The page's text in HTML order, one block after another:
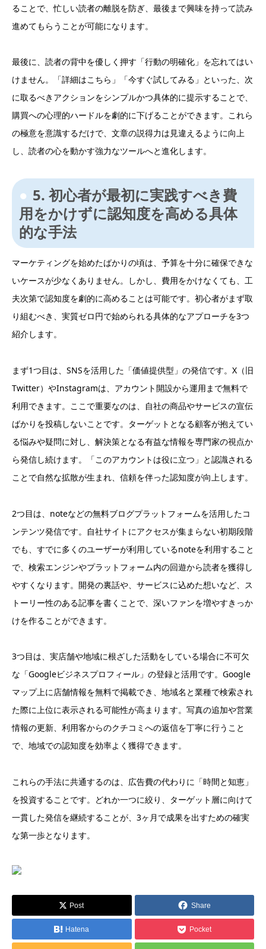
ることで、忙しい読者の離脱を防ぎ、最後まで興味を持って読み
進めてもらうことが可能になります。
最後に、読者の背中を優しく押す「行動の明確化」を忘れてはい
けません。「詳細はこちら」「今すぐ試してみる」といった、次
に取るべきアクションをシンプルかつ具体的に提示することで、
購買への心理的ハードルを劇的に下げることができます。これら
の極意を意識するだけで、文章の説得力は見違えるように向上
し、読者の心を動かす強力なツールへと進化します。
5. 初心者が最初に実践すべき費
用をかけずに認知度を高める具体
的な手法
マーケティングを始めたばかりの頃は、予算を十分に確保できな
いケースが少なくありません。しかし、費用をかけなくても、工
夫次第で認知度を劇的に高めることは可能です。初心者がまず取
り組むべき、実質ゼロ円で始められる具体的なアプローチを3つ
紹介します。
まず1つ目は、SNSを活用した「価値提供型」の発信です。X（旧
Twitter）やInstagramは、アカウント開設から運用まで無料で
利用できます。ここで重要なのは、自社の商品やサービスの宣伝
ばかりを投稿しないことです。ターゲットとなる顧客が抱えてい
る悩みや疑問に対し、解決策となる有益な情報を専門家の視点か
ら発信し続けます。「このアカウントは役に立つ」と認識される
ことで自然な拡散が生まれ、信頼を伴った認知度が向上します。
2つ目は、noteなどの無料ブログプラットフォームを活用したコ
ンテンツ発信です。自社サイトにアクセスが集まらない初期段階
でも、すでに多くのユーザーが利用しているnoteを利用すること
で、検索エンジンやプラットフォーム内の回遊から読者を獲得し
やすくなります。開発の裏話や、サービスに込めた想いなど、ス
トーリー性のある記事を書くことで、深いファンを増やすきっか
けを作ることができます。
3つ目は、実店舗や地域に根ざした活動をしている場合に不可欠
な「Googleビジネスプロフィール」の登録と活用です。Google
マップ上に店舗情報を無料で掲載でき、地域名と業種で検索され
た際に上位に表示される可能性が高まります。写真の追加や営業
情報の更新、利用客からのクチコミへの返信を丁寧に行うこと
で、地域での認知度を効率よく獲得できます。
これらの手法に共通するのは、広告費の代わりに「時間と知恵」
を投資することです。どれか一つに絞り、ターゲット層に向けて
一貫した発信を継続することが、3ヶ月で成果を出すための確実
な第一歩となります。
Post Share
Hatena Pocket